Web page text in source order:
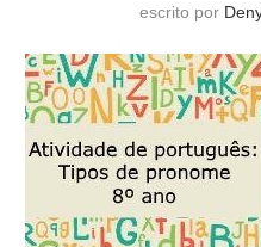
escrito por